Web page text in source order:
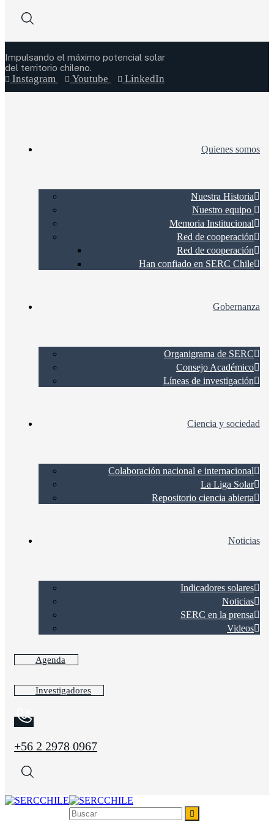
Impulsando el máximo potencial solar
del territorio chileno.
Instagram Youtube LinkedIn
Quienes somos
Nuestra Historia
Nuestro equipo
Memoria Institucional
Red de cooperación
Red de cooperación
Han confiado en SERC Chile
Gobernanza
Organigrama de SERC
Consejo Académico
Líneas de investigación
Ciencia y sociedad
Colaboración nacional e internacional
La Liga Solar
Repositorio ciencia abierta
Noticias
Indicadores solares
Noticias
SERC en la prensa
Videos
Agenda
Investigadores
+56 2 2978 0967